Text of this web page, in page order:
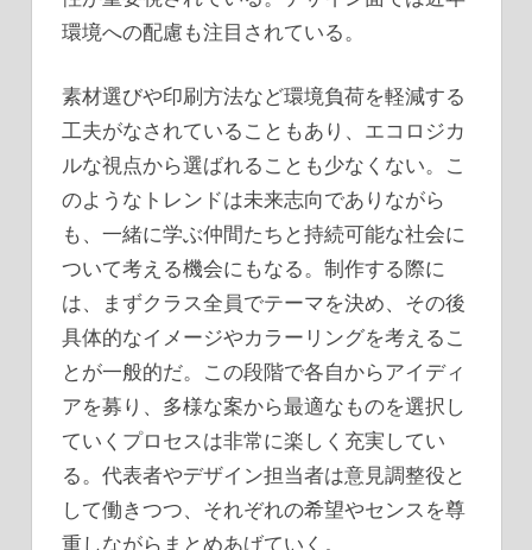
環境への配慮も注目されている。
素材選びや印刷方法など環境負荷を軽減する
工夫がなされていることもあり、エコロジカ
ルな視点から選ばれることも少なくない。こ
のようなトレンドは未来志向でありながら
も、一緒に学ぶ仲間たちと持続可能な社会に
ついて考える機会にもなる。制作する際に
は、まずクラス全員でテーマを決め、その後
具体的なイメージやカラーリングを考えるこ
とが一般的だ。この段階で各自からアイディ
アを募り、多様な案から最適なものを選択し
ていくプロセスは非常に楽しく充実してい
る。代表者やデザイン担当者は意見調整役と
して働きつつ、それぞれの希望やセンスを尊
重しながらまとめあげていく。